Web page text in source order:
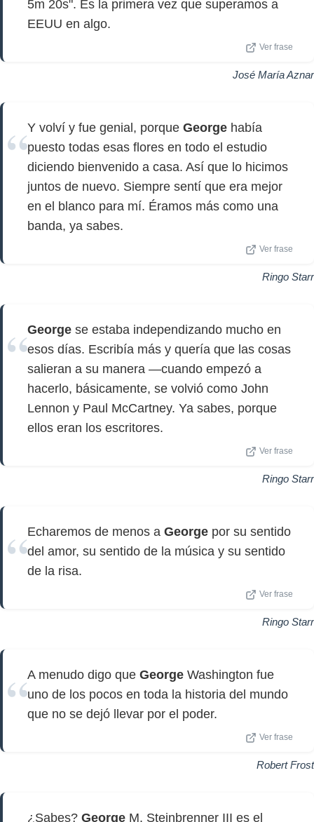
5m 20s". Es la primera vez que superamos a
EEUU en algo.
Ver frase
José María Aznar
Y volví y fue genial, porque George había
puesto todas esas flores en todo el estudio
diciendo bienvenido a casa. Así que lo hicimos
juntos de nuevo. Siempre sentí que era mejor
en el blanco para mí. Éramos más como una
banda, ya sabes.
Ver frase
Ringo Starr
George se estaba independizando mucho en
esos días. Escribía más y quería que las cosas
salieran a su manera —cuando empezó a
hacerlo, básicamente, se volvió como John
Lennon y Paul McCartney. Ya sabes, porque
ellos eran los escritores.
Ver frase
Ringo Starr
Echaremos de menos a George por su sentido
del amor, su sentido de la música y su sentido
de la risa.
Ver frase
Ringo Starr
A menudo digo que George Washington fue
uno de los pocos en toda la historia del mundo
que no se dejó llevar por el poder.
Ver frase
Robert Frost
¿Sabes? George M. Steinbrenner III es el